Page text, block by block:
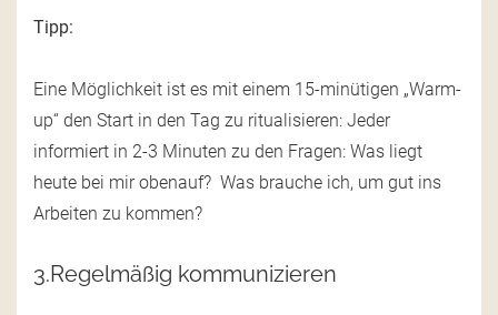
Tipp:
Eine Möglichkeit ist es mit einem 15-minütigen „Warm-
up“ den Start in den Tag zu ritualisieren: Jeder
informiert in 2-3 Minuten zu den Fragen: Was liegt
heute bei mir obenauf? Was brauche ich, um gut ins
Arbeiten zu kommen?
3.Regelmäßig kommunizieren